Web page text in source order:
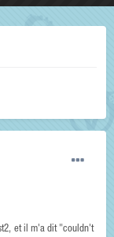
et il m'a dit "couldn't